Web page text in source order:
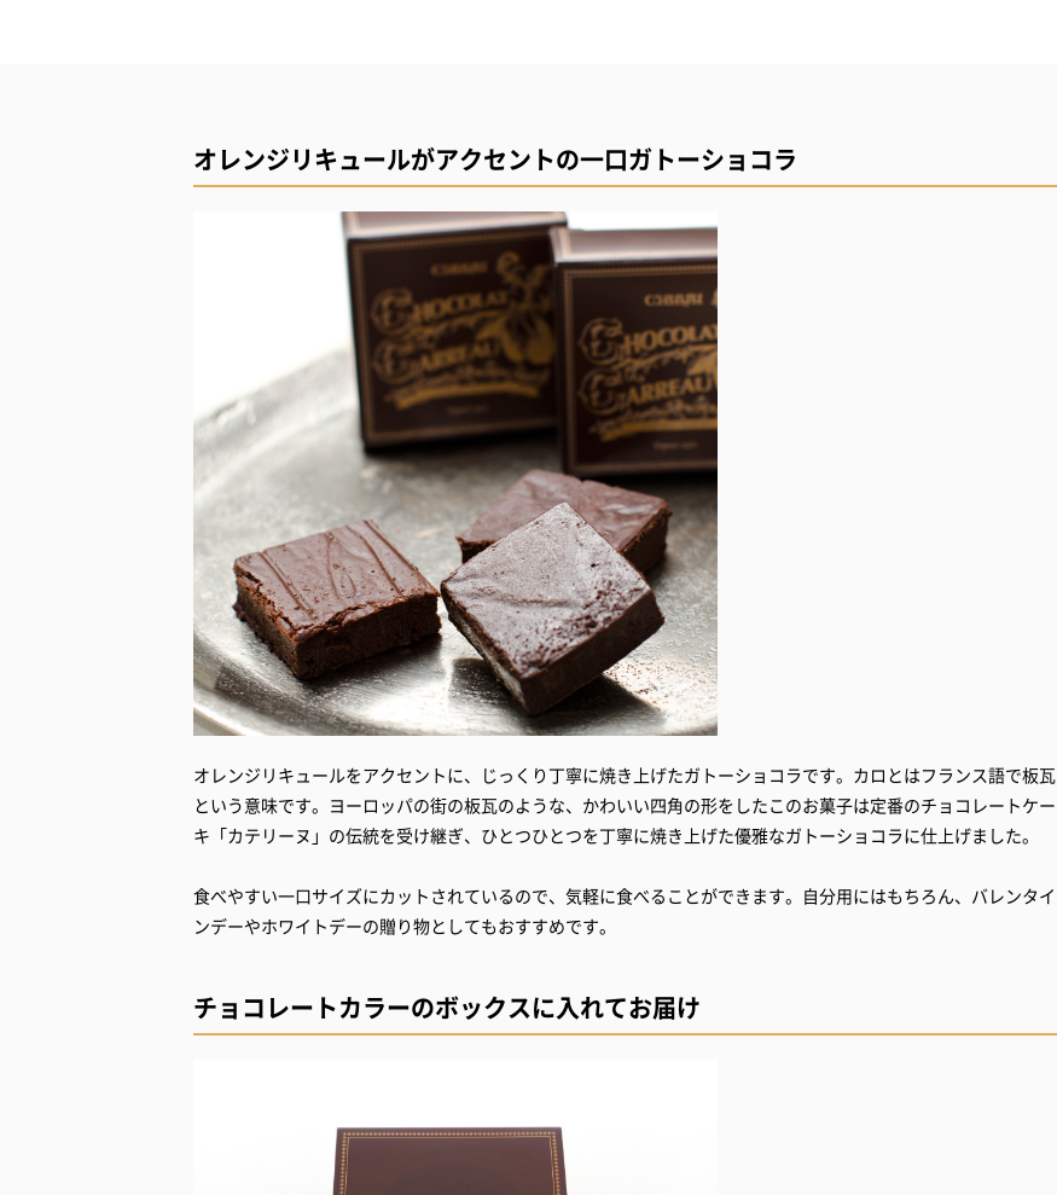
オレンジリキュールがアクセントの一口ガトーショコラ
オレンジリキュールをアクセントに、じっくり丁寧に焼き上げたガトーショコラです。カロとはフランス語で板瓦
という意味です。ヨーロッパの街の板瓦のような、かわいい四角の形をしたこのお菓子は定番のチョコレートケー
キ「カテリーヌ」の伝統を受け継ぎ、ひとつひとつを丁寧に焼き上げた優雅なガトーショコラに仕上げました。
食べやすい一口サイズにカットされているので、気軽に食べることができます。自分用にはもちろん、バレンタイ
ンデーやホワイトデーの贈り物としてもおすすめです。
チョコレートカラーのボックスに入れてお届け